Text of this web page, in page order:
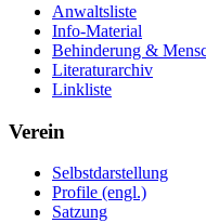
Anwaltsliste
Info-Material
Behinderung &
Literaturarchiv
Linkliste
Verein
Selbstdarstellung
Profile (engl.)
Satzung